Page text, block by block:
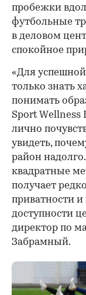
пробежки
футбольные
в деловом
спокойное
«Для
только знать
понимать
Sport Wellness
лично
увидеть,
район
квадратные
получает
приватности
доступности
директор по
Забрамный.